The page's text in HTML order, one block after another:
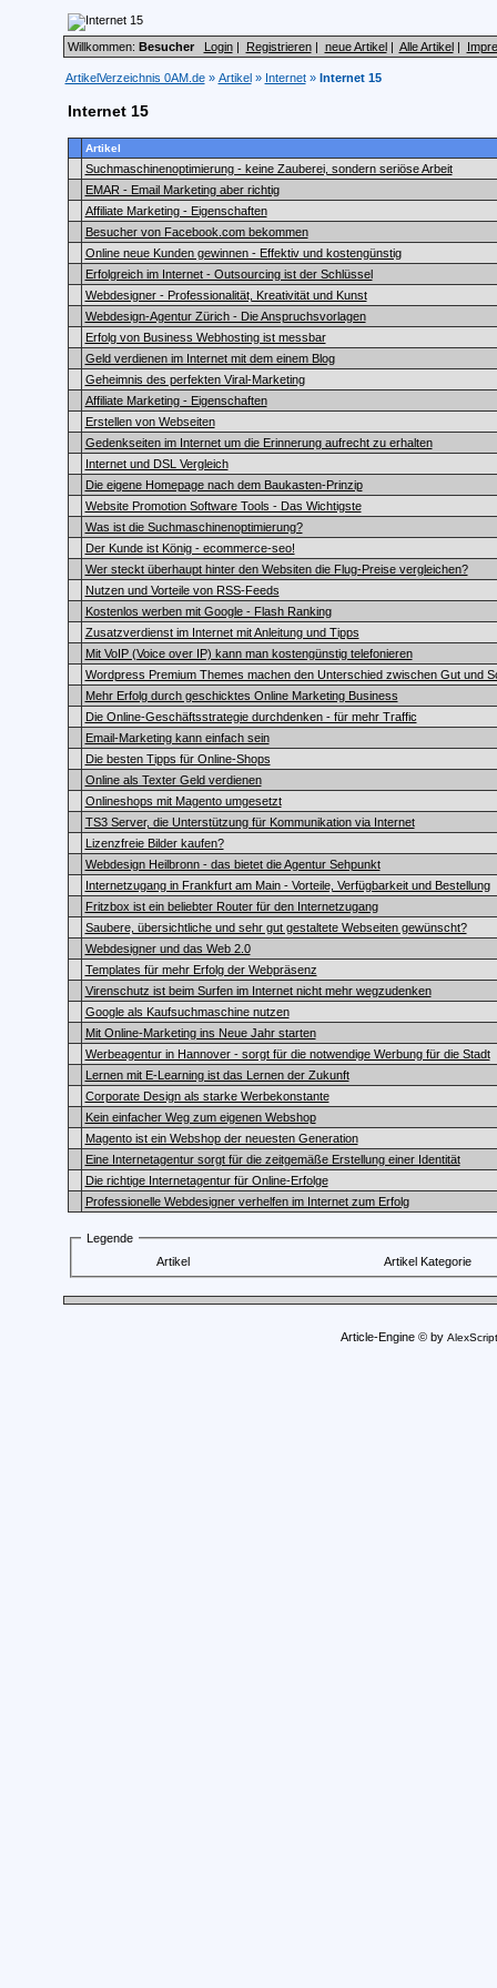
Willkommen: Besucher Login| Registrieren| neue Artikel| Alle Artikel|
ArtikelVerzeichnis 0AM.de» Artikel» Internet» Internet 15
Internet 15
Artikel
Suchmaschinenoptimierung - keine Zauberei, sondern seriöse Arbeit
EMAR - Email Marketing aber richtig
Affiliate Marketing - Eigenschaften
Besucher von Facebook.com bekommen
Online neue Kunden gewinnen - Effektiv und kostengünstig
Erfolgreich im Internet - Outsourcing ist der Schlüssel
Webdesigner - Professionalität, Kreativität und Kunst
Webdesign-Agentur Zürich - Die Anspruchsvorlagen
Erfolg von Business Webhosting ist messbar
Geld verdienen im Internet mit dem einem Blog
Geheimnis des perfekten Viral-Marketing
Affiliate Marketing - Eigenschaften
Erstellen von Webseiten
Gedenkseiten im Internet um die Erinnerung aufrecht zu erhalten
Internet und DSL Vergleich
Die eigene Homepage nach dem Baukasten-Prinzip
Website Promotion Software Tools - Das Wichtigste
Was ist die Suchmaschinenoptimierung?
Der Kunde ist König - ecommerce-seo!
Wer steckt überhaupt hinter den Websiten die Flug-Preise vergleichen?
Nutzen und Vorteile von RSS-Feeds
Kostenlos werben mit Google - Flash Ranking
Zusatzverdienst im Internet mit Anleitung und Tipps
Mit VoIP (Voice over IP) kann man kostengünstig telefonieren
Wordpress Premium Themes machen den Unterschied zwischen Gut und
Mehr Erfolg durch geschicktes Online Marketing Business
Die Online-Geschäftsstrategie durchdenken - für mehr Traffic
Email-Marketing kann einfach sein
Die besten Tipps für Online-Shops
Online als Texter Geld verdienen
Onlineshops mit Magento umgesetzt
TS3 Server, die Unterstützung für Kommunikation via Internet
Lizenzfreie Bilder kaufen?
Webdesign Heilbronn - das bietet die Agentur Sehpunkt
Internetzugang in Frankfurt am Main - Vorteile, Verfügbarkeit und Bestellung
Fritzbox ist ein beliebter Router für den Internetzugang
Saubere, übersichtliche und sehr gut gestaltete Webseiten gewünscht?
Webdesigner und das Web 2.0
Templates für mehr Erfolg der Webpräsenz
Virenschutz ist beim Surfen im Internet nicht mehr wegzudenken
Google als Kaufsuchmaschine nutzen
Mit Online-Marketing ins Neue Jahr starten
Werbeagentur in Hannover - sorgt für die notwendige Werbung für die Stadt
Lernen mit E-Learning ist das Lernen der Zukunft
Corporate Design als starke Werbekonstante
Kein einfacher Weg zum eigenen Webshop
Magento ist ein Webshop der neuesten Generation
Eine Internetagentur sorgt für die zeitgemäße Erstellung einer Identität
Die richtige Internetagentur für Online-Erfolge
Professionelle Webdesigner verhelfen im Internet zum Erfolg
Legende
Artikel
Artikel Kategorie
Article-Engine © by